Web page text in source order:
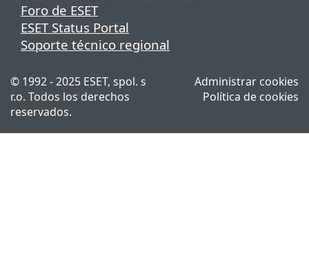
Foro de ESET
ESET Status Portal
Soporte técnico regional
© 1992 - 2025 ESET, spol. s
r.o. Todos los derechos
reservados.
Administrar cookies
Política de cookies